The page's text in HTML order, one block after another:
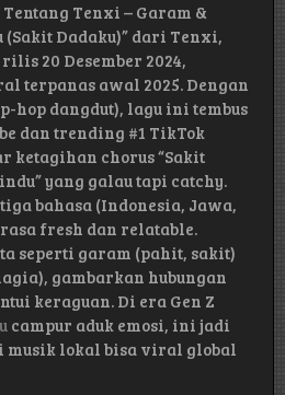
Tenxi – Garam &
(Sakit Dadaku)” dari Tenxi,
20 Desember 2024,
terpanas awal 2025. Dengan
hop dangdut), lagu ini tembus
dan trending #1 TikTok
ketagihan chorus “Sakit
yang galau tapi catchy.
bahasa (Indonesia, Jawa,
fresh dan relatable.
seperti garam (pahit, sakit)
gambarkan hubungan
keraguan. Di era Gen Z
campur aduk emosi, ini jadi
lokal bisa viral global